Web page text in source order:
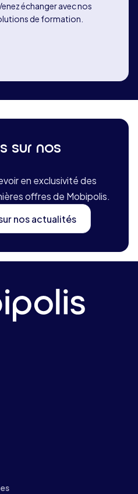
échanger avec nos
de formation.
sur nos
en exclusivité des
offres de Mobipolis.
nos actualités